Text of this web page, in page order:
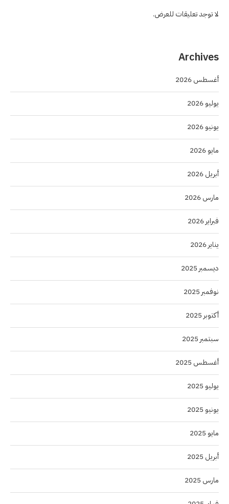
لا توجد تعليقات للعرض.
Archives
أغسطس 2026
يوليو 2026
يونيو 2026
مايو 2026
أبريل 2026
مارس 2026
فبراير 2026
يناير 2026
ديسمبر 2025
نوفمبر 2025
أكتوبر 2025
سبتمبر 2025
أغسطس 2025
يوليو 2025
يونيو 2025
مايو 2025
أبريل 2025
مارس 2025